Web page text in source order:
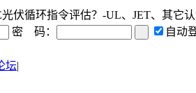
伏循环指令评估？-UL、JET、其它
密 码：
自动
坛|